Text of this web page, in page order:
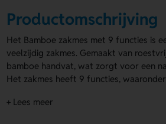
Productomschrijving
Het Bamboe zakmes met 9 functies is
veelzijdig zakmes. Gemaakt van
bamboe handvat, wat zorgt voor een
Het zakmes heeft 9 functies,
past gemakkelijk in je zak. Inclusief een
+ Lees meer